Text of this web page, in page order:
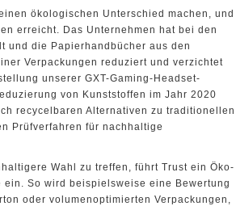
ökologischen Unterschied machen, und
erreicht. Das Unternehmen hat bei den
und die Papierhandbücher aus den
Verpackungen reduziert und verzichtet
unserer GXT-Gaming-Headset-
von Kunststoffen im Jahr 2020
recycelbaren Alternativen zu traditionellen
Prüfverfahren für nachhaltige
Wahl zu treffen, führt Trust ein Öko-
ein. So wird beispielsweise eine Bewertung
oder volumenoptimierten Verpackungen,